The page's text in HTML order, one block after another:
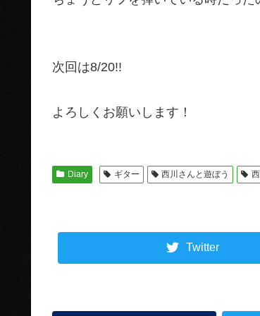
次回は8/20!!
よろしくお願いします！
Diary ギター 西川さんと遊ぼう
Twitter